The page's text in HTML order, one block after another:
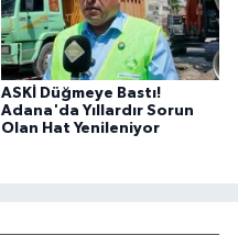
ASKİ Düğmeye Bastı!
Adana'da Yıllardır Sorun
Olan Hat Yenileniyor